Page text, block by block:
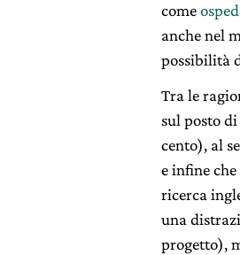
come
anche nel
possibilità
Tra le
sul posto
cento), al
e infine
ricerca
una
progetto),